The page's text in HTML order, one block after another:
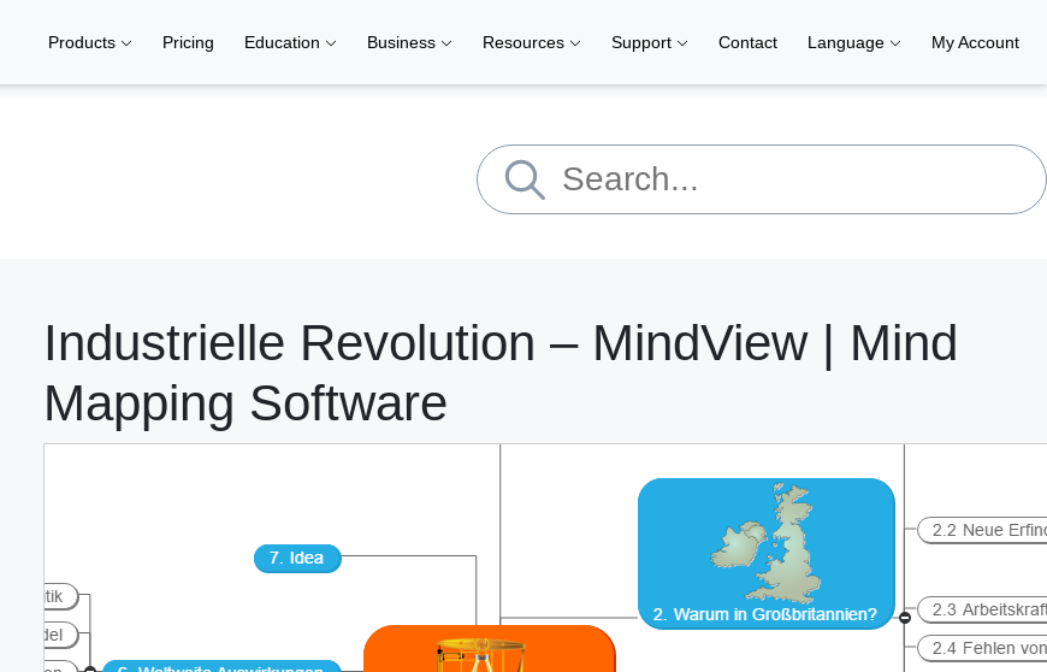
Products Pricing Education Business Resources Support Contact Language My Account
Industrielle Revolution – MindView | Mind
Mapping Software